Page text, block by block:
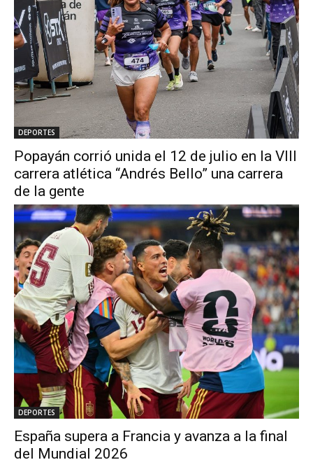
DEPORTES
Popayán corrió unida el 12 de julio en la VIII
carrera atlética “Andrés Bello” una carrera
de la gente
DEPORTES
España supera a Francia y avanza a la final
del Mundial 2026